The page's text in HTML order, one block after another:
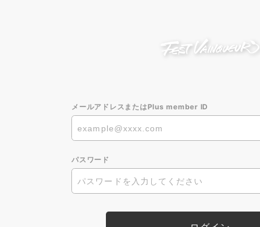
メールアドレスまたはPlus member ID
パスワード